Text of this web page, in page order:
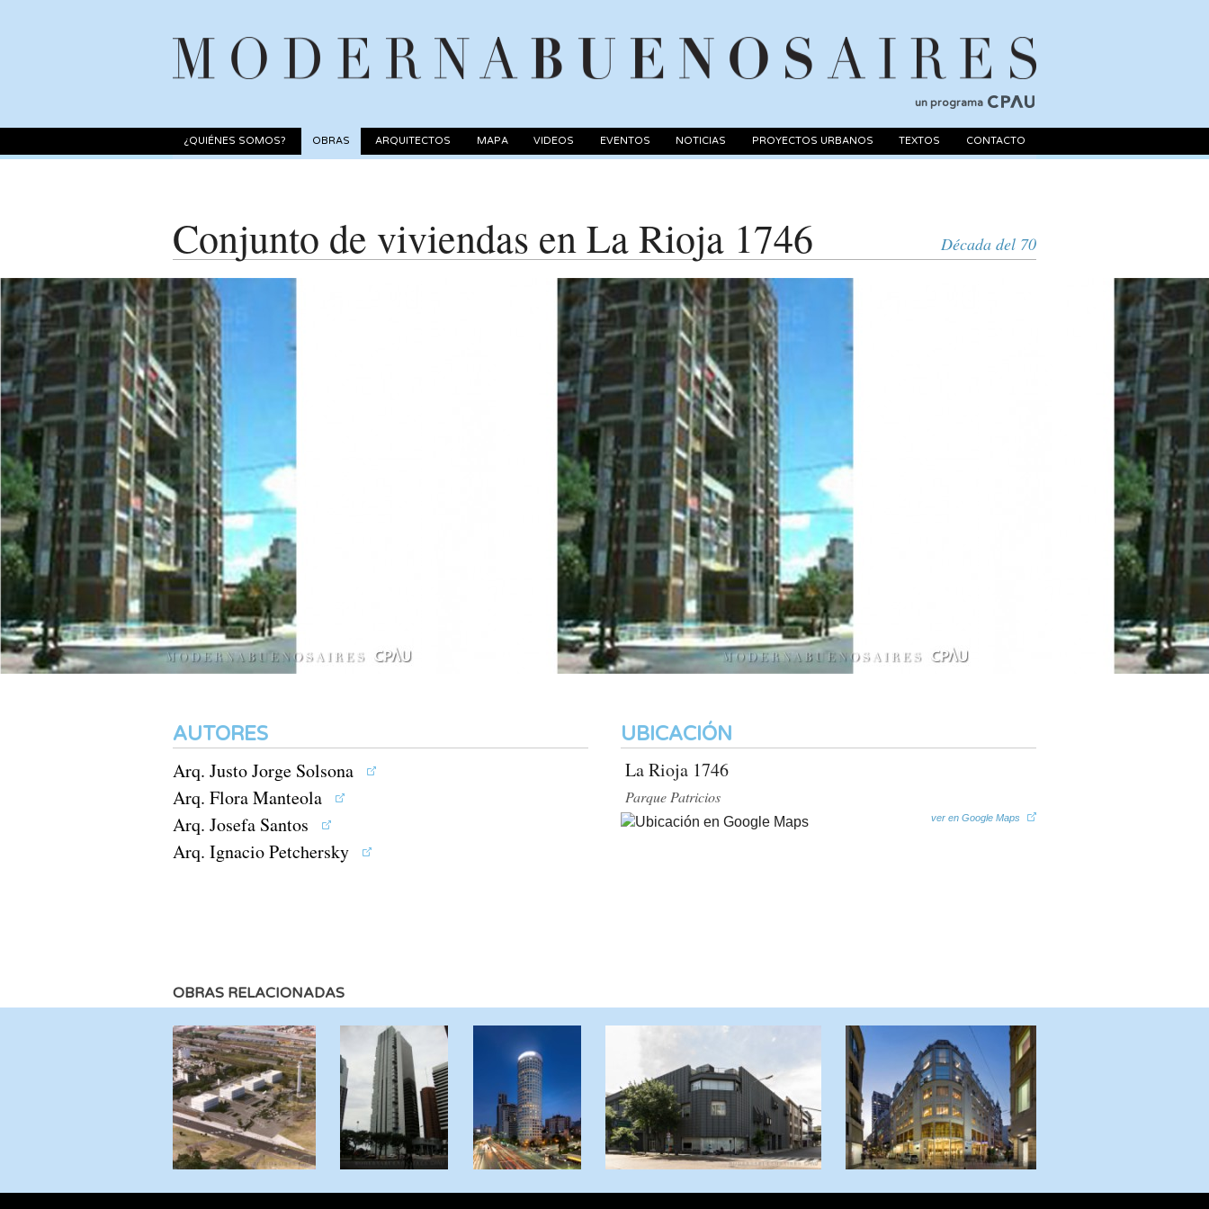
un programa
¿QUIÉNES SOMOS? OBRAS ARQUITECTOS MAPA VIDEOS EVENTOS NOTICIAS PROYECTOS URBANOS TEXTOS CONTACTO
Conjunto de viviendas en La Rioja 1746 Década del 70
AUTORES
Arq. Justo Jorge Solsona
Arq. Flora Manteola
Arq. Josefa Santos
Arq. Ignacio Petchersky
UBICACIÓN
La Rioja 1746
Parque Patricios
ver en Google Maps
OBRAS RELACIONADAS